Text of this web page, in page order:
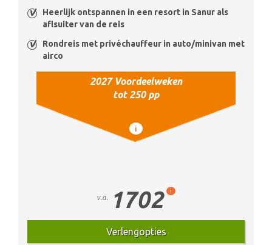
Heerlijk ontspannen in een resort in Sanur als
aflsuiter van de reis
Rondreis met privéchauffeur in auto/minivan met
airco
2027 Voordeelweken
tot 250 pp
i
v.a. 1702 i
Verlengopties